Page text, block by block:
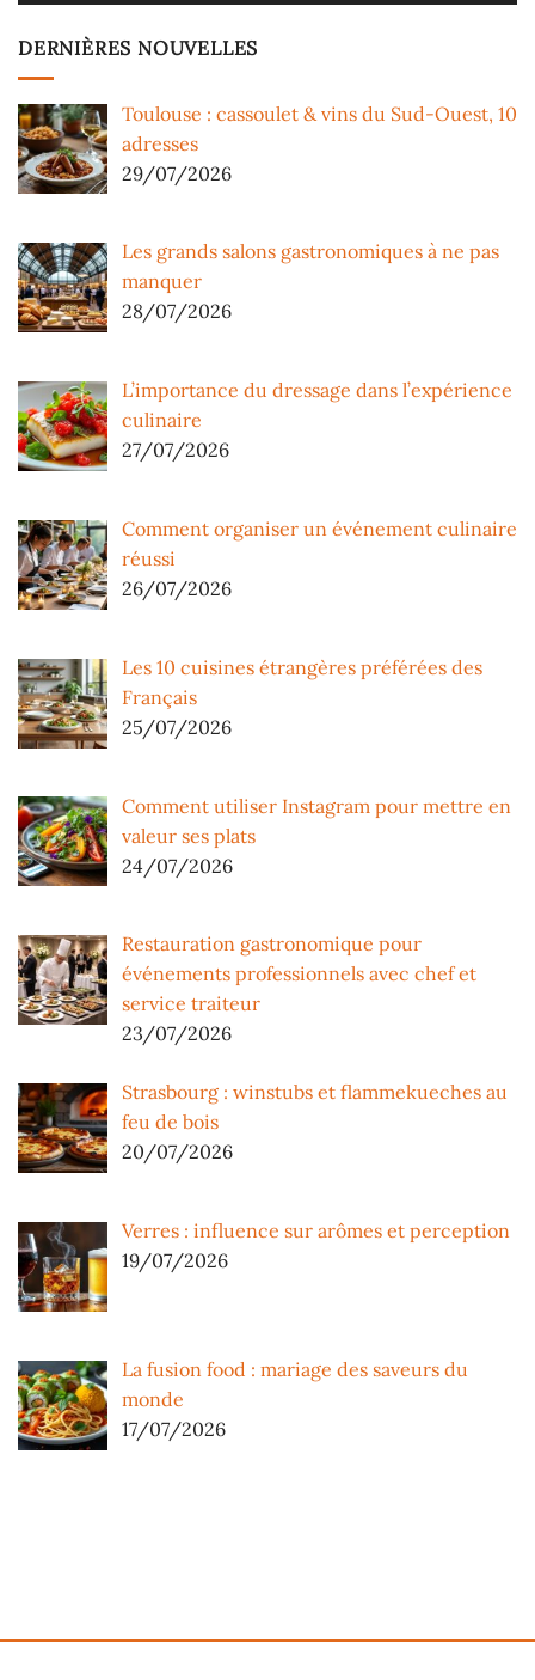
DERNIÈRES NOUVELLES
Toulouse : cassoulet & vins du Sud-Ouest, 10
adresses
29/07/2026
Les grands salons gastronomiques à ne pas
manquer
28/07/2026
L’importance du dressage dans l’expérience
culinaire
27/07/2026
Comment organiser un événement culinaire
réussi
26/07/2026
Les 10 cuisines étrangères préférées des
Français
25/07/2026
Comment utiliser Instagram pour mettre en
valeur ses plats
24/07/2026
Restauration gastronomique pour
événements professionnels avec chef et
service traiteur
23/07/2026
Strasbourg : winstubs et flammekueches au
feu de bois
20/07/2026
Verres : influence sur arômes et perception
19/07/2026
La fusion food : mariage des saveurs du
monde
17/07/2026